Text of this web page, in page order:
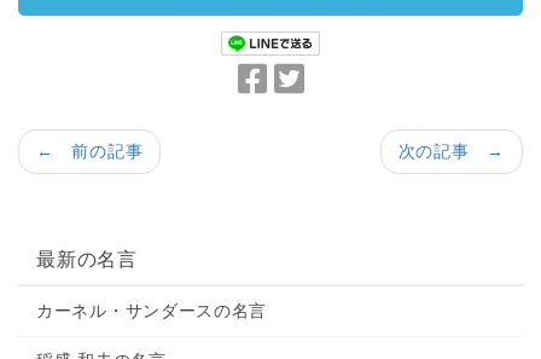
次の記事 →
← 前の記事
最新の名言
カーネル・サンダースの名言